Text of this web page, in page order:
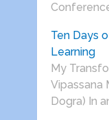
Ten Days
Learning
My
Vipassana
Dogra) In